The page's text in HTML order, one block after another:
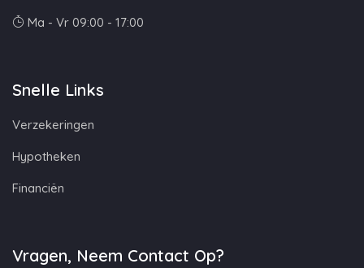
Ma - Vr 09:00 - 17:00
Snelle Links
Verzekeringen
Hypotheken
Financiën
Vragen, Neem Contact Op?